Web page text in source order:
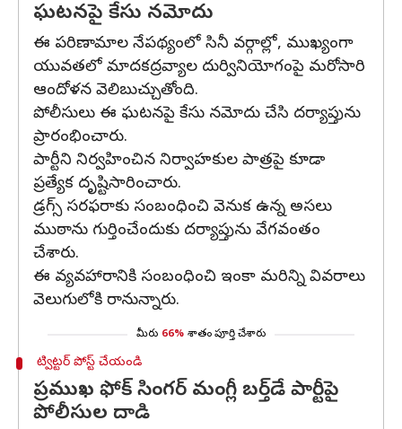
ఘటనపై కేసు నమోదు
ఈ పరిణామాల నేపథ్యంలో సినీ వర్గాల్లో, ముఖ్యంగా
యువతలో మాదకద్రవ్యాల దుర్వినియోగంపై మరోసారి
ఆందోళన వెలిబుచ్చుతోంది.
పోలీసులు ఈ ఘటనపై కేసు నమోదు చేసి దర్యాప్తును
ప్రారంభించారు.
పార్టీని నిర్వహించిన నిర్వాహకుల పాత్రపై కూడా
ప్రత్యేక దృష్టిసారించారు.
డ్రగ్స్ సరఫరాకు సంబంధించి వెనుక ఉన్న అసలు
ముఠాను గుర్తించేందుకు దర్యాప్తును వేగవంతం
చేశారు.
ఈ వ్యవహారానికి సంబంధించి ఇంకా మరిన్ని వివరాలు
వెలుగులోకి రానున్నారు.
మీరు 66% శాతం పూర్తి చేశారు
ట్విట్టర్ పోస్ట్ చేయండి
ప్రముఖ ఫోక్ సింగర్‌ మంగ్లీ బర్త్‌డే పార్టీపై
పోలీసుల దాడి